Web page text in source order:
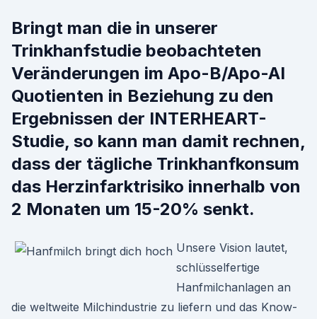
Bringt man die in unserer
Trinkhanfstudie beobachteten
Veränderungen im Apo-B/Apo-AI
Quotienten in Beziehung zu den
Ergebnissen der INTERHEART-
Studie, so kann man damit rechnen,
dass der tägliche Trinkhanfkonsum
das Herzinfarktrisiko innerhalb von
2 Monaten um 15-20% senkt.
Unsere Vision lautet,
schlüsselfertige
Hanfmilchanlagen an
die weltweite Milchindustrie zu liefern und das Know-